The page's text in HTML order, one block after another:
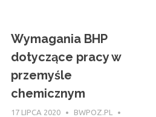
Wymagania BHP
dotyczące pracy w
przemyśle
chemicznym
17 LIPCA 2020
BWPOZ.PL